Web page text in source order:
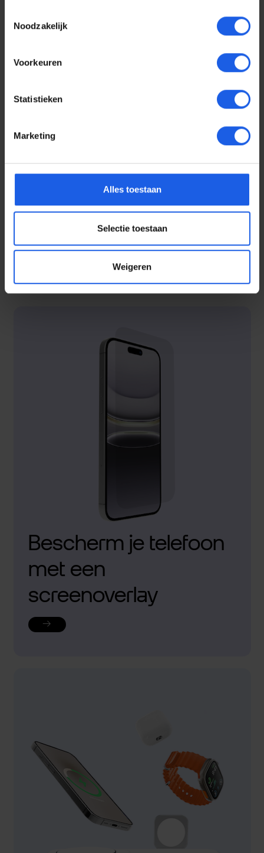
Noodzakelijk
Voorkeuren
Statistieken
Marketing
Alles toestaan
Selectie toestaan
Weigeren
Voor elke telefoon een
oortje
Bescherm je telefoon
met een
screenoverlay